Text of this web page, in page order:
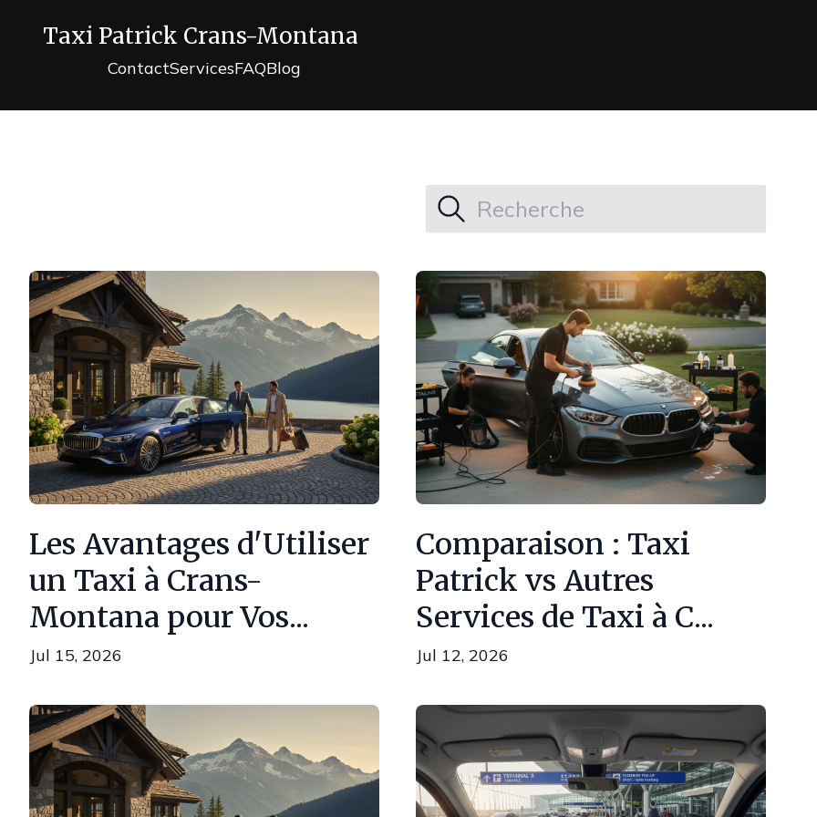
Taxi Patrick Crans-Montana
ContactServicesFAQBlog
Les Avantages d'Utiliser
un Taxi à Crans-
Montana pour Vos...
Jul 15, 2026
Comparaison : Taxi
Patrick vs Autres
Services de Taxi à C...
Jul 12, 2026